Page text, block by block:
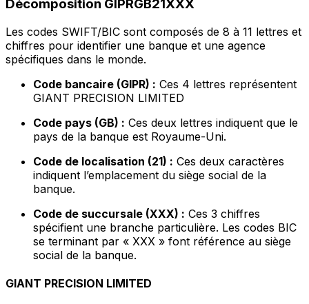
Décomposition GIPRGB21XXX
Les codes SWIFT/BIC sont composés de 8 à 11 lettres et
chiffres pour identifier une banque et une agence
spécifiques dans le monde.
Code bancaire (GIPR) : Ces 4 lettres représentent
GIANT PRECISION LIMITED
Code pays (GB) : Ces deux lettres indiquent que le
pays de la banque est Royaume-Uni.
Code de localisation (21) : Ces deux caractères
indiquent l’emplacement du siège social de la
banque.
Code de succursale (XXX) : Ces 3 chiffres
spécifient une branche particulière. Les codes BIC
se terminant par « XXX » font référence au siège
social de la banque.
GIANT PRECISION LIMITED